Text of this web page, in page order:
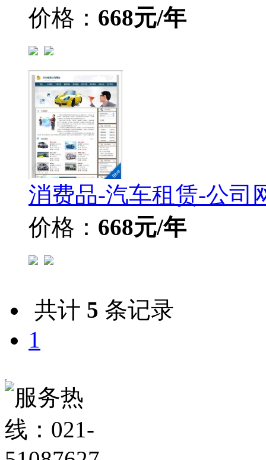
价格： 668元/年
消费品-汽车租赁-公司
价格： 668元/年
共计 5 条记录
1